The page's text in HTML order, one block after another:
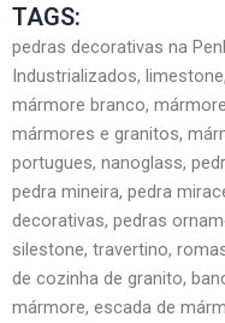
TAGS:
pedras decorativas na
Industrializados,
mármore branco,
mármores e granitos,
portugues, nanoglass,
pedra mineira, pedra
decorativas, pedras
silestone, travertino,
de cozinha de granito,
mármore, escada de